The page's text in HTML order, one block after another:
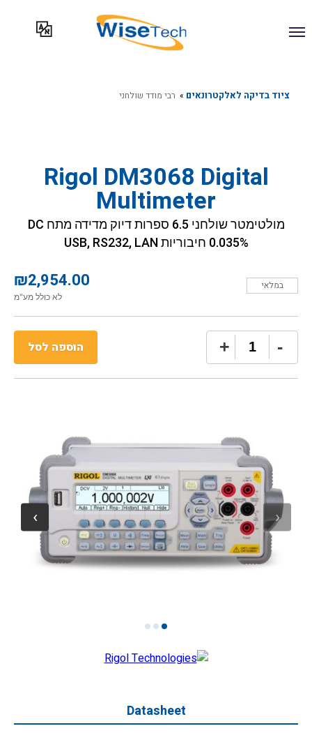
לתוכן
ציוד בדיקה לאלקטרונאים » רבי מודד שולחני
Rigol DM3068 Digital
Multimeter
מולטימטר שולחני 6.5 ספרות דיוק מדידה מתח DC
0.035% חיבוריות USB, RS232, LAN
₪2,954.00
לא כולל מע"מ
במלאי
-
כמות
של
Rigol
+ הוספה לסל
Datasheet